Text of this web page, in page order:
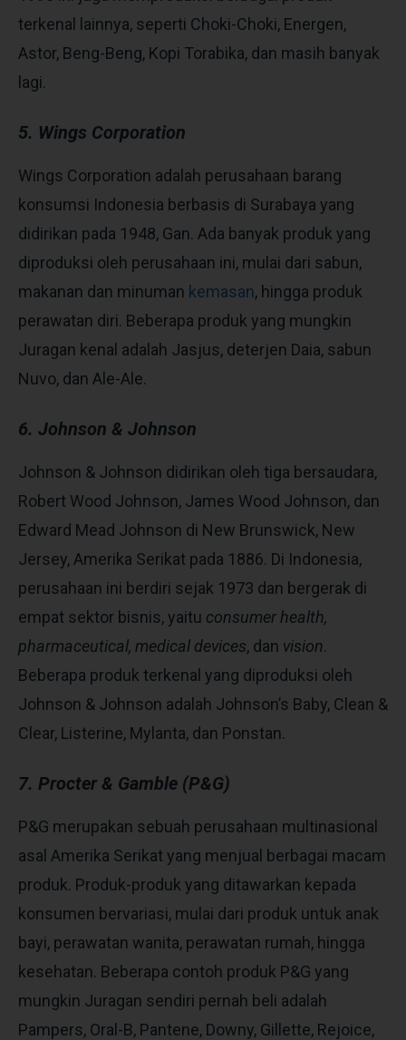
terkenal lainnya, seperti Choki-Choki, Energen,
Astor, Beng-Beng, Kopi Torabika, dan masih banyak
lagi.
5. Wings Corporation
Wings Corporation adalah perusahaan barang
konsumsi Indonesia berbasis di Surabaya yang
didirikan pada 1948, Gan. Ada banyak produk yang
diproduksi oleh perusahaan ini, mulai dari sabun,
makanan dan minuman kemasan, hingga produk
perawatan diri. Beberapa produk yang mungkin
Juragan kenal adalah Jasjus, deterjen Daia, sabun
Nuvo, dan Ale-Ale.
6. Johnson & Johnson
Johnson & Johnson didirikan oleh tiga bersaudara,
Robert Wood Johnson, James Wood Johnson, dan
Edward Mead Johnson di New Brunswick, New
Jersey, Amerika Serikat pada 1886. Di Indonesia,
perusahaan ini berdiri sejak 1973 dan bergerak di
empat sektor bisnis, yaitu consumer health,
pharmaceutical, medical devices, dan vision.
Beberapa produk terkenal yang diproduksi oleh
Johnson & Johnson adalah Johnson’s Baby, Clean &
Clear, Listerine, Mylanta, dan Ponstan.
7. Procter & Gamble (P&G)
P&G merupakan sebuah perusahaan multinasional
asal Amerika Serikat yang menjual berbagai macam
produk. Produk-produk yang ditawarkan kepada
konsumen bervariasi, mulai dari produk untuk anak
bayi, perawatan wanita, perawatan rumah, hingga
kesehatan. Beberapa contoh produk P&G yang
mungkin Juragan sendiri pernah beli adalah
Pampers, Oral-B, Pantene, Downy, Gillette, Rejoice,